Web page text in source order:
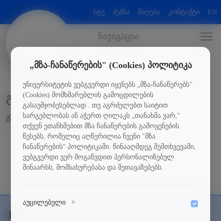
სტუ ძებნა მიღება კონტაქტი EN
ნავიგაცია
გზამკვლევი
გზამკვლევი
„მზა-ჩანაწერების" (Cookies) პოლიტიკა
უნივერსიტეტის ვებგვერდი იყენებს „მზა-ჩანაწერებს"
(Cookies) მომხმარებლის გამოცდილების
გასაუმჯობესებლად.. თუ აგრძელებთ საიტით
სარგებლობას ან აჭერთ ღილაკს „თანახმა ვარ,"
თქვენ ეთანხმებით მზა ჩანაწერების გამოყენების
წესებს, რომელიც აღწერილია ჩვენი "მზა
ჩანაწერების" პოლიტიკაში. წინააღმდეგ შემთხვევაში,
ვებგვერდი ვერ მოგაწვდით პერსონალიზებულ
შინაარსს, მომსახურებასა და შეთავაზებებს.
აუცილებელი >